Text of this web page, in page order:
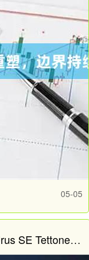
05-05
鼎茂策略 全球限量630台 兰博基尼Urus SE Tettonero特别版官图发布